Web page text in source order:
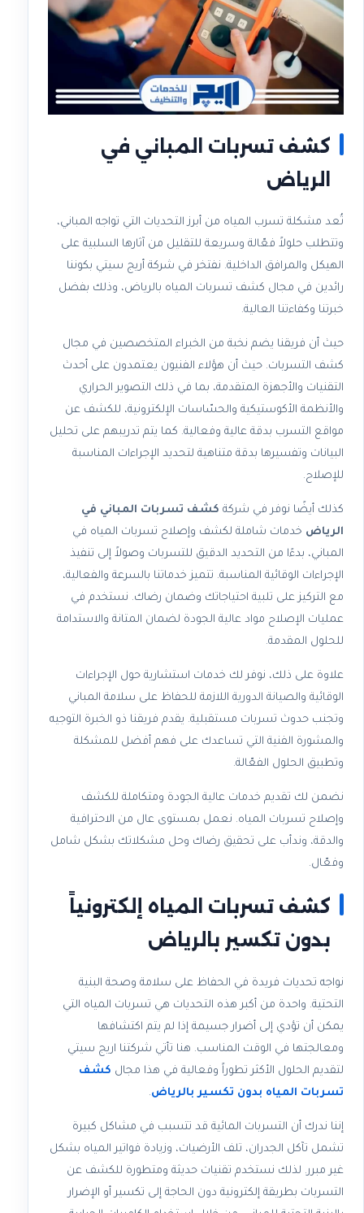
كشف تسربات المباني في
الرياض
تُعد مشكلة تسرب المياه من أبرز التحديات التي تواجه المباني،
وتتطلب حلولاً فعّالة وسريعة للتقليل من آثارها السلبية على
الهيكل والمرافق الداخلية. نفتخر في شركة أريج سيتي بكوننا
رائدين في مجال كشف تسربات المياه بالرياض، وذلك بفضل
خبرتنا وكفاءتنا العالية.
حيث أن فريقنا يضم نخبة من الخبراء المتخصصين في مجال
كشف التسربات. حيث أن هؤلاء الفنيون يعتمدون على أحدث
التقنيات والأجهزة المتقدمة، بما في ذلك التصوير الحراري
والأنظمة الأكوستيكية والحسّاسات الإلكترونية، للكشف عن
مواقع التسرب بدقة عالية وفعالية. كما يتم تدريبهم على تحليل
البيانات وتفسيرها بدقة متناهية لتحديد الإجراءات المناسبة
للإصلاح.
كذلك أيضًا نوفر في شركة كشف تسربات المباني في
الرياض خدمات شاملة لكشف وإصلاح تسربات المياه في
المباني، بدءًا من التحديد الدقيق للتسربات وصولاً إلى تنفيذ
الإجراءات الوقائية المناسبة. تتميز خدماتنا بالسرعة والفعالية،
مع التركيز على تلبية احتياجاتك وضمان رضاك. نستخدم في
عمليات الإصلاح مواد عالية الجودة لضمان المتانة والاستدامة
للحلول المقدمة.
علاوة على ذلك، نوفر لك خدمات استشارية حول الإجراءات
الوقائية والصيانة الدورية اللازمة للحفاظ على سلامة المباني
وتجنب حدوث تسربات مستقبلية. يقدم فريقنا ذو الخبرة التوجيه
والمشورة الفنية التي تساعدك على فهم أفضل للمشكلة
وتطبيق الحلول الفعّالة.
نضمن لك تقديم خدمات عالية الجودة ومتكاملة للكشف
وإصلاح تسربات المياه. نعمل بمستوى عال من الاحترافية
والدقة، وندأب على تحقيق رضاك وحل مشكلاتك بشكل شامل
وفعّال.
كشف تسربات المياه إلكترونياً
بدون تكسير بالرياض
نواجه تحديات فريدة في الحفاظ على سلامة وصحة البنية
التحتية. واحدة من أكبر هذه التحديات هي تسربات المياه التي
يمكن أن تؤدي إلى أضرار جسيمة إذا لم يتم اكتشافها
ومعالجتها في الوقت المناسب. هنا تأتي شركتنا اريج سيتي
لتقديم الحلول الأكثر تطوراً وفعالية في هذا مجال كشف
تسربات المياه بدون تكسير بالرياض.
إننا ندرك أن التسربات المائية قد تتسبب في مشاكل كبيرة
تشمل تآكل الجدران، تلف الأرضيات، وزيادة فواتير المياه بشكل
غير مبرر. لذلك نستخدم تقنيات حديثة ومتطورة للكشف عن
التسربات بطريقة إلكترونية دون الحاجة إلى تكسير أو الإضرار